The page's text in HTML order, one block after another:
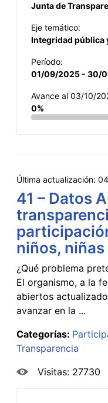
Junta de
Eje temático:
Integridad pública
Período:
01/09/2025 - 30/
Avance al 03/10/
0%
Última actualización:
41 – Datos
niños,
¿Qué problema
El organismo, a la
abiertos
avanzar en la ...
Categorías:
Transparencia
Visitas: 27730